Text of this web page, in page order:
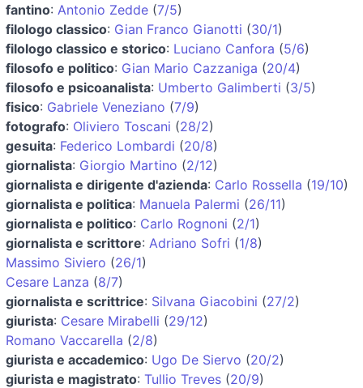
fantino: Antonio Zedde (7/5)
filologo classico: Gian Franco Gianotti (30/1)
filologo classico e storico: Luciano Canfora (5/6)
filosofo e politico: Gian Mario Cazzaniga (20/4)
filosofo e psicoanalista: Umberto Galimberti (3/5)
fisico: Gabriele Veneziano (7/9)
fotografo: Oliviero Toscani (28/2)
gesuita: Federico Lombardi (20/8)
giornalista: Giorgio Martino (2/12)
giornalista e dirigente d'azienda: Carlo Rossella (19/10)
giornalista e politica: Manuela Palermi (26/11)
giornalista e politico: Carlo Rognoni (2/1)
giornalista e scrittore: Adriano Sofri (1/8)
Massimo Siviero (26/1)
Cesare Lanza (8/7)
giornalista e scrittrice: Silvana Giacobini (27/2)
giurista: Cesare Mirabelli (29/12)
Romano Vaccarella (2/8)
giurista e accademico: Ugo De Siervo (20/2)
giurista e magistrato: Tullio Treves (20/9)